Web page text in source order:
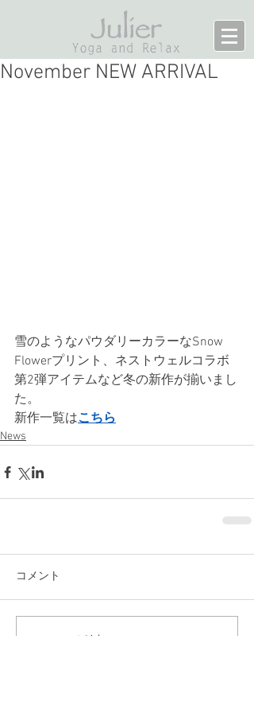
November NEW ARRIVAL
雪のようなパウダリーカラーなSnow
Flowerプリント、ネストウェルコラボ
第2弾アイテムなど冬の新作が揃いまし
た。
新作一覧はこちら
News
コメント
コメントを追加…